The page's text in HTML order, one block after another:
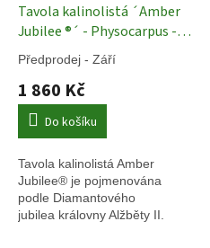
Tavola kalinolistá ´Amber
Jubilee ®´ - Physocarpus -
12 l Okrasné keře
Předprodej - Září
1 860 Kč
Do košíku
Tavola kalinolistá Amber
Jubilee® je pojmenována
podle Diamantového
jubilea královny Alžběty II.